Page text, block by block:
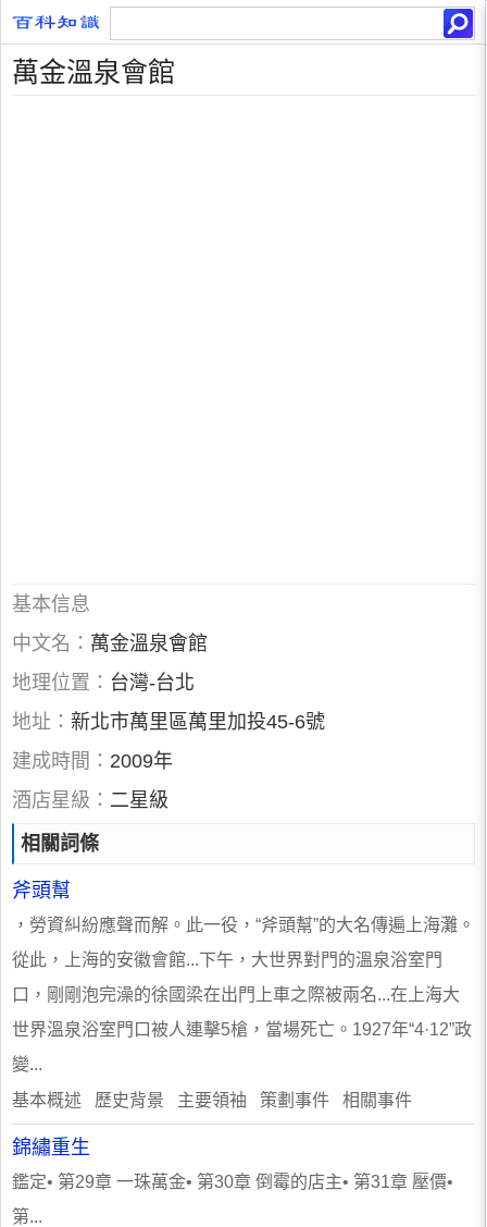
萬金溫泉會館
基本信息
中文名： 萬金溫泉會館
地理位置： 台灣-台北
地址： 新北市萬里區萬里加投45-6號
建成時間： 2009年
酒店星級： 二星級
相關詞條
斧頭幫
，勞資糾紛應聲而解。此一役，“斧頭幫”的大名傳遍上海灘。
從此，上海的安徽會館...下午，大世界對門的溫泉浴室門
口，剛剛泡完澡的徐國梁在出門上車之際被兩名...在上海大
世界溫泉浴室門口被人連擊5槍，當場死亡。1927年“4·12”政
變...
基本概述 歷史背景 主要領袖 策劃事件 相關事件
錦繡重生
鑑定• 第29章 一珠萬金• 第30章 倒霉的店主• 第31章 壓價•
第...